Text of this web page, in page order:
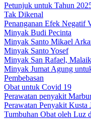
Petunjuk untuk Tahun
Tak Dikenal
Penanganan Efek Negatif
Minyak Budi Pecinta
Minyak Santo Mikael
Minyak Santo Yosef
Minyak San Rafael,
Minyak Jumat Agung
Pembebasan
Obat untuk Covid 19
Perawatan penyakit
Perawatan Penyakit Kusta
Tumbuhan Obat oleh Luz